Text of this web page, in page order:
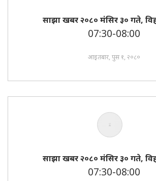
साझा खबर २०८० मंसिर ३० गते,
07:30-08:00
आइतबार, पुस १, २०८०
साझा खबर २०८० मंसिर ३० गते,
07:30-08:00